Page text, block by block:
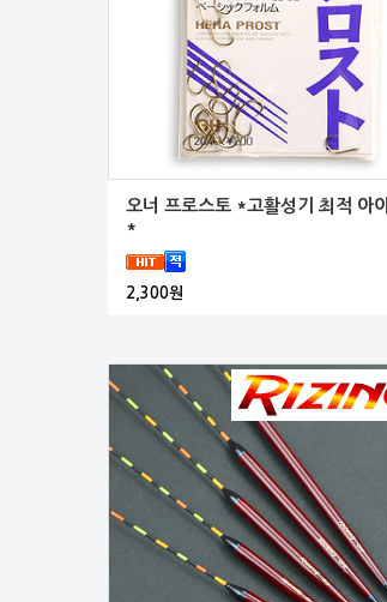
오너 프로스토 *고활성기 최적 아
*
2,300원